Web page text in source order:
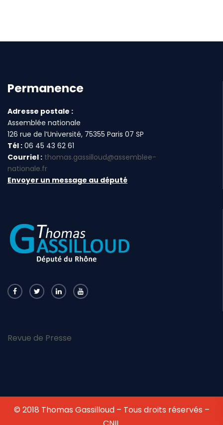
Permanence
Adresse postale :
Assemblée nationale
126 rue de l’Université, 75355 Paris 07 SP
Tél : 06 45 43 62 61
Courriel : thomas.gassilloud@assemblee-
nationale.fr
Envoyer un message au député
Revue de Presse
© 2018 Thomas Gassilloud – Tous droits réservés –